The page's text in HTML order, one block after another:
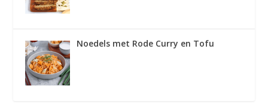
Noedels met Rode Curry en Tofu